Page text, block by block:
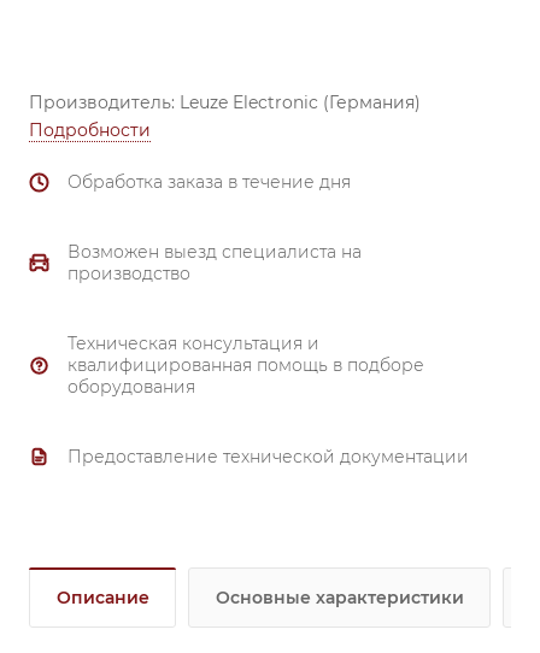
Производитель: Leuze Electronic (Германия)
Подробности
Обработка заказа в течение дня
Возможен выезд специалиста на
производство
Техническая консультация и
квалифицированная помощь в подборе
оборудования
Предоставление технической документации
Описание Основные характеристики